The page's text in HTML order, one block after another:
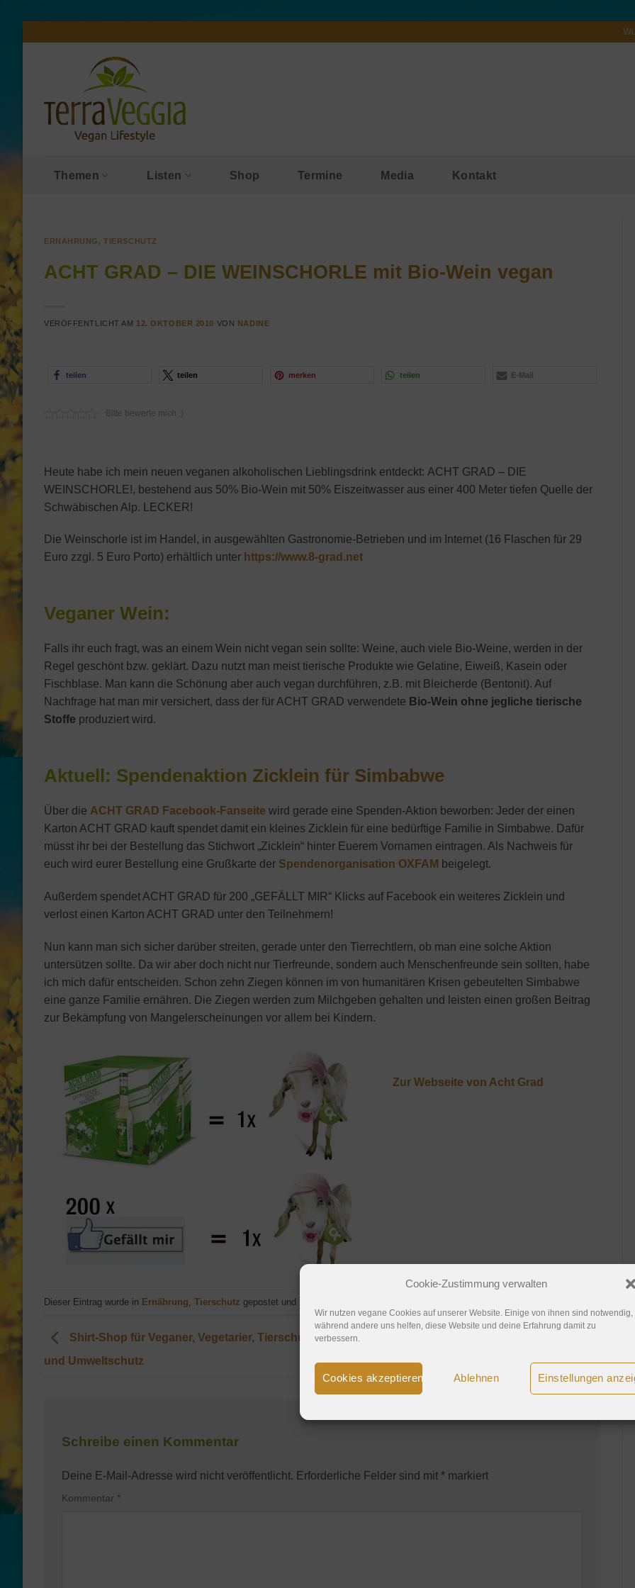
Cookie-Zustimmung verwalten
Wir nutzen vegane Cookies auf unserer Website. Einige von ihnen sind notwendig,
während andere uns helfen, diese Website und deine Erfahrung damit zu
verbessern.
Cookies akzeptieren Ablehnen Einstellungen
Themen Listen Shop Termine Media Kontakt
ERNÄHRUNG ,TIERSCHUTZ
ACHT GRAD – DIE WEINSCHORLE mit Bio-Wein vegan
VERÖFFENTLICHT AM 12. OKTOBER 2010 VON NADINE
teilen teilen merken teilen E-Mail
Bitte bewerte mich :)
Heute habe ich mein neuen veganen alkoholischen Lieblingsdrink entdeckt: ACHT GRAD – DIE
WEINSCHORLE!, bestehend aus 50% Bio-Wein mit 50% Eiszeitwasser aus einer 400 Meter tiefen Quelle der
Schwäbischen Alp. LECKER!
Die Weinschorle ist im Handel, in ausgewählten Gastronomie-Betrieben und im Internet (16 Flaschen für 29
Euro zzgl. 5 Euro Porto) erhältlich unter https://www.8-grad.net
Veganer Wein:
Falls ihr euch fragt, was an einem Wein nicht vegan sein sollte: Weine, auch viele Bio-Weine, werden in der
Regel geschönt bzw. geklärt. Dazu nutzt man meist tierische Produkte wie Gelatine, Eiweiß, Kasein oder
Fischblase. Man kann die Schönung aber auch vegan durchführen, z.B. mit Bleicherde (Bentonit). Auf
Nachfrage hat man mir versichert, dass der für ACHT GRAD verwendete Bio-Wein ohne jegliche tierische
Stoffe produziert wird.
Aktuell: Spendenaktion Zicklein für Simbabwe
Über die ACHT GRAD Facebook-Fanseite wird gerade eine Spenden-Aktion beworben: Jeder der einen
Karton ACHT GRAD kauft spendet damit ein kleines Zicklein für eine bedürftige Familie in Simbabwe. Dafür
müsst ihr bei der Bestellung das Stichwort „Zicklein“ hinter Euerem Vornamen eintragen. Als Nachweis für
euch wird eurer Bestellung eine Grußkarte der Spendenorganisation OXFAM beigelegt.
Außerdem spendet ACHT GRAD für 200 „GEFÄLLT MIR“ Klicks auf Facebook ein weiteres Zicklein und
verlost einen Karton ACHT GRAD unter den Teilnehmern!
Nun kann man sich sicher darüber streiten, gerade unter den Tierrechtlern, ob man eine solche Aktion
untersützen sollte. Da wir aber doch nicht nur Tierfreunde, sondern auch Menschenfreunde sein sollten, habe
ich mich dafür entscheiden. Schon zehn Ziegen können im von humanitären Krisen gebeutelten Simbabwe
eine ganze Familie ernähren. Die Ziegen werden zum Milchgeben gehalten und leisten einen großen Beitrag
zur Bekämpfung von Mangelerscheinungen vor allem bei Kindern.
Zur Webseite von Acht Grad
Dieser Eintrag wurde in Ernährung Tierschutz gepostet und markiert
Shirt-Shop für Veganer, Vegetarier, Tierschutz
und Umweltschutz
Schreibe einen Kommentar
Deine E-Mail-Adresse wird nicht veröffentlicht. Erforderliche Felder sind mit * markiert
Kommentar *